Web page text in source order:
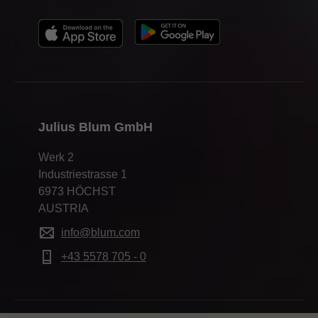
Julius Blum GmbH
Werk 2
Industriestrasse 1
6973 HÖCHST
AUSTRIA
info@blum.com
+43 5578 705 - 0